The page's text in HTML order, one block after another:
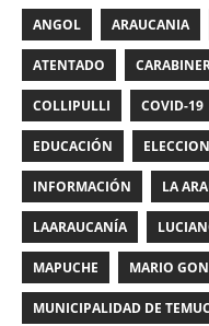
ANGOL ARAUCANIA
ATENTADO
COLLIPULLI COVID-19
EDUCACIÓN
INFORMACIÓN LA
LAARAUCANÍA
MAPUCHE MARIO
MUNICIPALIDAD DE